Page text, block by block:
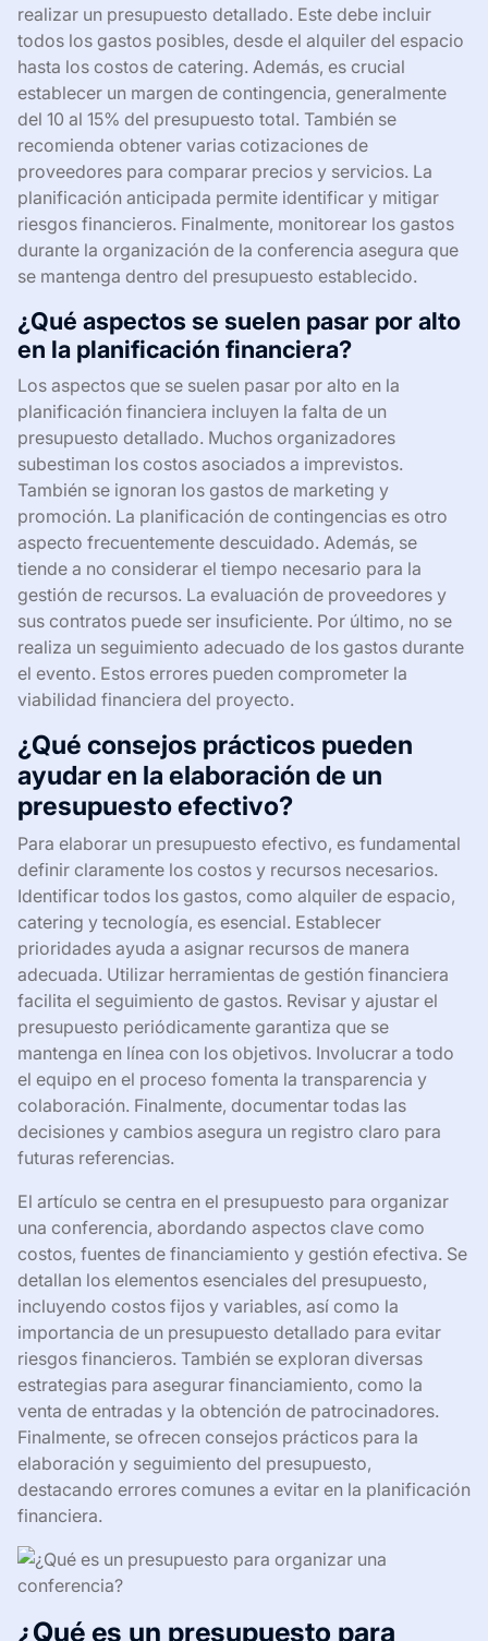
realizar un presupuesto detallado. Este debe incluir
todos los gastos posibles, desde el alquiler del espacio
hasta los costos de catering. Además, es crucial
establecer un margen de contingencia, generalmente
del 10 al 15% del presupuesto total. También se
recomienda obtener varias cotizaciones de
proveedores para comparar precios y servicios. La
planificación anticipada permite identificar y mitigar
riesgos financieros. Finalmente, monitorear los gastos
durante la organización de la conferencia asegura que
se mantenga dentro del presupuesto establecido.
¿Qué aspectos se suelen pasar por alto
en la planificación financiera?
Los aspectos que se suelen pasar por alto en la
planificación financiera incluyen la falta de un
presupuesto detallado. Muchos organizadores
subestiman los costos asociados a imprevistos.
También se ignoran los gastos de marketing y
promoción. La planificación de contingencias es otro
aspecto frecuentemente descuidado. Además, se
tiende a no considerar el tiempo necesario para la
gestión de recursos. La evaluación de proveedores y
sus contratos puede ser insuficiente. Por último, no se
realiza un seguimiento adecuado de los gastos durante
el evento. Estos errores pueden comprometer la
viabilidad financiera del proyecto.
¿Qué consejos prácticos pueden
ayudar en la elaboración de un
presupuesto efectivo?
Para elaborar un presupuesto efectivo, es fundamental
definir claramente los costos y recursos necesarios.
Identificar todos los gastos, como alquiler de espacio,
catering y tecnología, es esencial. Establecer
prioridades ayuda a asignar recursos de manera
adecuada. Utilizar herramientas de gestión financiera
facilita el seguimiento de gastos. Revisar y ajustar el
presupuesto periódicamente garantiza que se
mantenga en línea con los objetivos. Involucrar a todo
el equipo en el proceso fomenta la transparencia y
colaboración. Finalmente, documentar todas las
decisiones y cambios asegura un registro claro para
futuras referencias.
El artículo se centra en el presupuesto para organizar
una conferencia, abordando aspectos clave como
costos, fuentes de financiamiento y gestión efectiva. Se
detallan los elementos esenciales del presupuesto,
incluyendo costos fijos y variables, así como la
importancia de un presupuesto detallado para evitar
riesgos financieros. También se exploran diversas
estrategias para asegurar financiamiento, como la
venta de entradas y la obtención de patrocinadores.
Finalmente, se ofrecen consejos prácticos para la
elaboración y seguimiento del presupuesto,
destacando errores comunes a evitar en la planificación
financiera.
¿Qué es un presupuesto para